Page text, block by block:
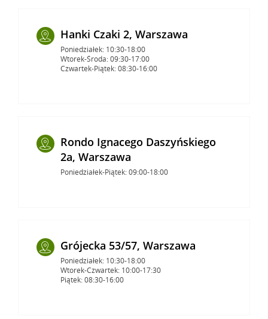
Hanki Czaki 2, Warszawa
Poniedziałek: 10:30-18:00
Wtorek-Środa: 09:30-17:00
Czwartek-Piątek: 08:30-16:00
Rondo Ignacego Daszyńskiego
2a, Warszawa
Poniedziałek-Piątek: 09:00-18:00
Grójecka 53/57, Warszawa
Poniedziałek: 10:30-18:00
Wtorek-Czwartek: 10:00-17:30
Piątek: 08:30-16:00